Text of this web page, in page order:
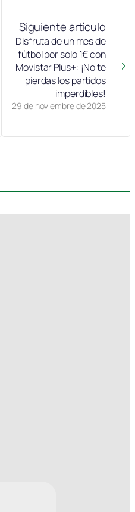
Siguiente artículo
29 de noviembre de 2025
Disfruta de un mes de
fútbol por solo 1€ con
Movistar Plus+: ¡No te
pierdas los partidos
imperdibles!